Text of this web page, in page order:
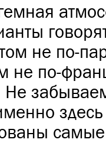
не по-
не по-
здесь